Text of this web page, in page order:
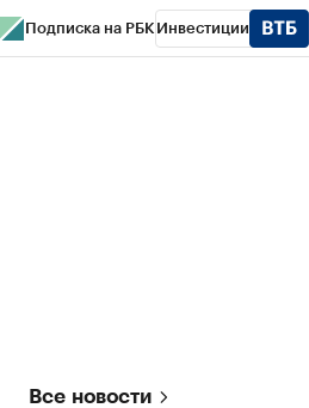
Подписка на РБК Инвестиции
Все новости